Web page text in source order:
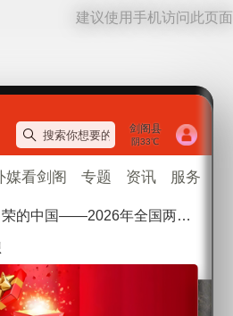
建议使用手机访问此页面